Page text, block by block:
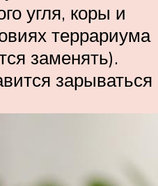
угля, коры и
террариума
заменять).
зарываться